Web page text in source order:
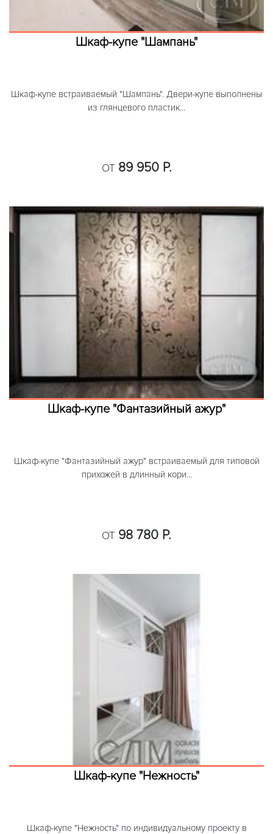
Шкаф-купе "Шампань"
Шкаф-купе встраиваемый "Шампань". Двери-купе выполнены
из глянцевого пластик...
ОТ 89 950 Р.
Шкаф-купе "Фантазийный ажур"
Шкаф-купе "Фантазийный ажур" встраиваемый для типовой
прихожей в длинный кори...
ОТ 98 780 Р.
Шкаф-купе "Нежность"
Шкаф-купе "Нежность" по индивидуальному проекту в